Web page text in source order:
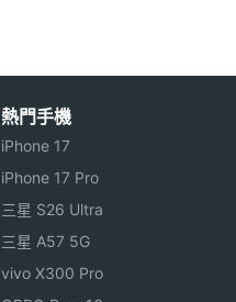
熱門手機
iPhone 17
iPhone 17 Pro
三星 S26 Ultra
三星 A57 5G
vivo X300 Pro